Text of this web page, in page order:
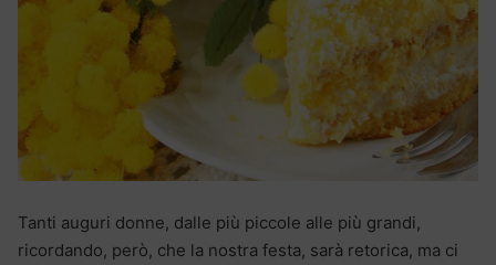
Tanti auguri donne, dalle più piccole alle più grandi,
ricordando, però, che la nostra festa, sarà retorica, ma ci